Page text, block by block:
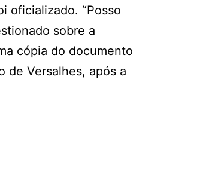
oficializado. “Posso
sobre a
cópia do documento
de Versalhes, após a